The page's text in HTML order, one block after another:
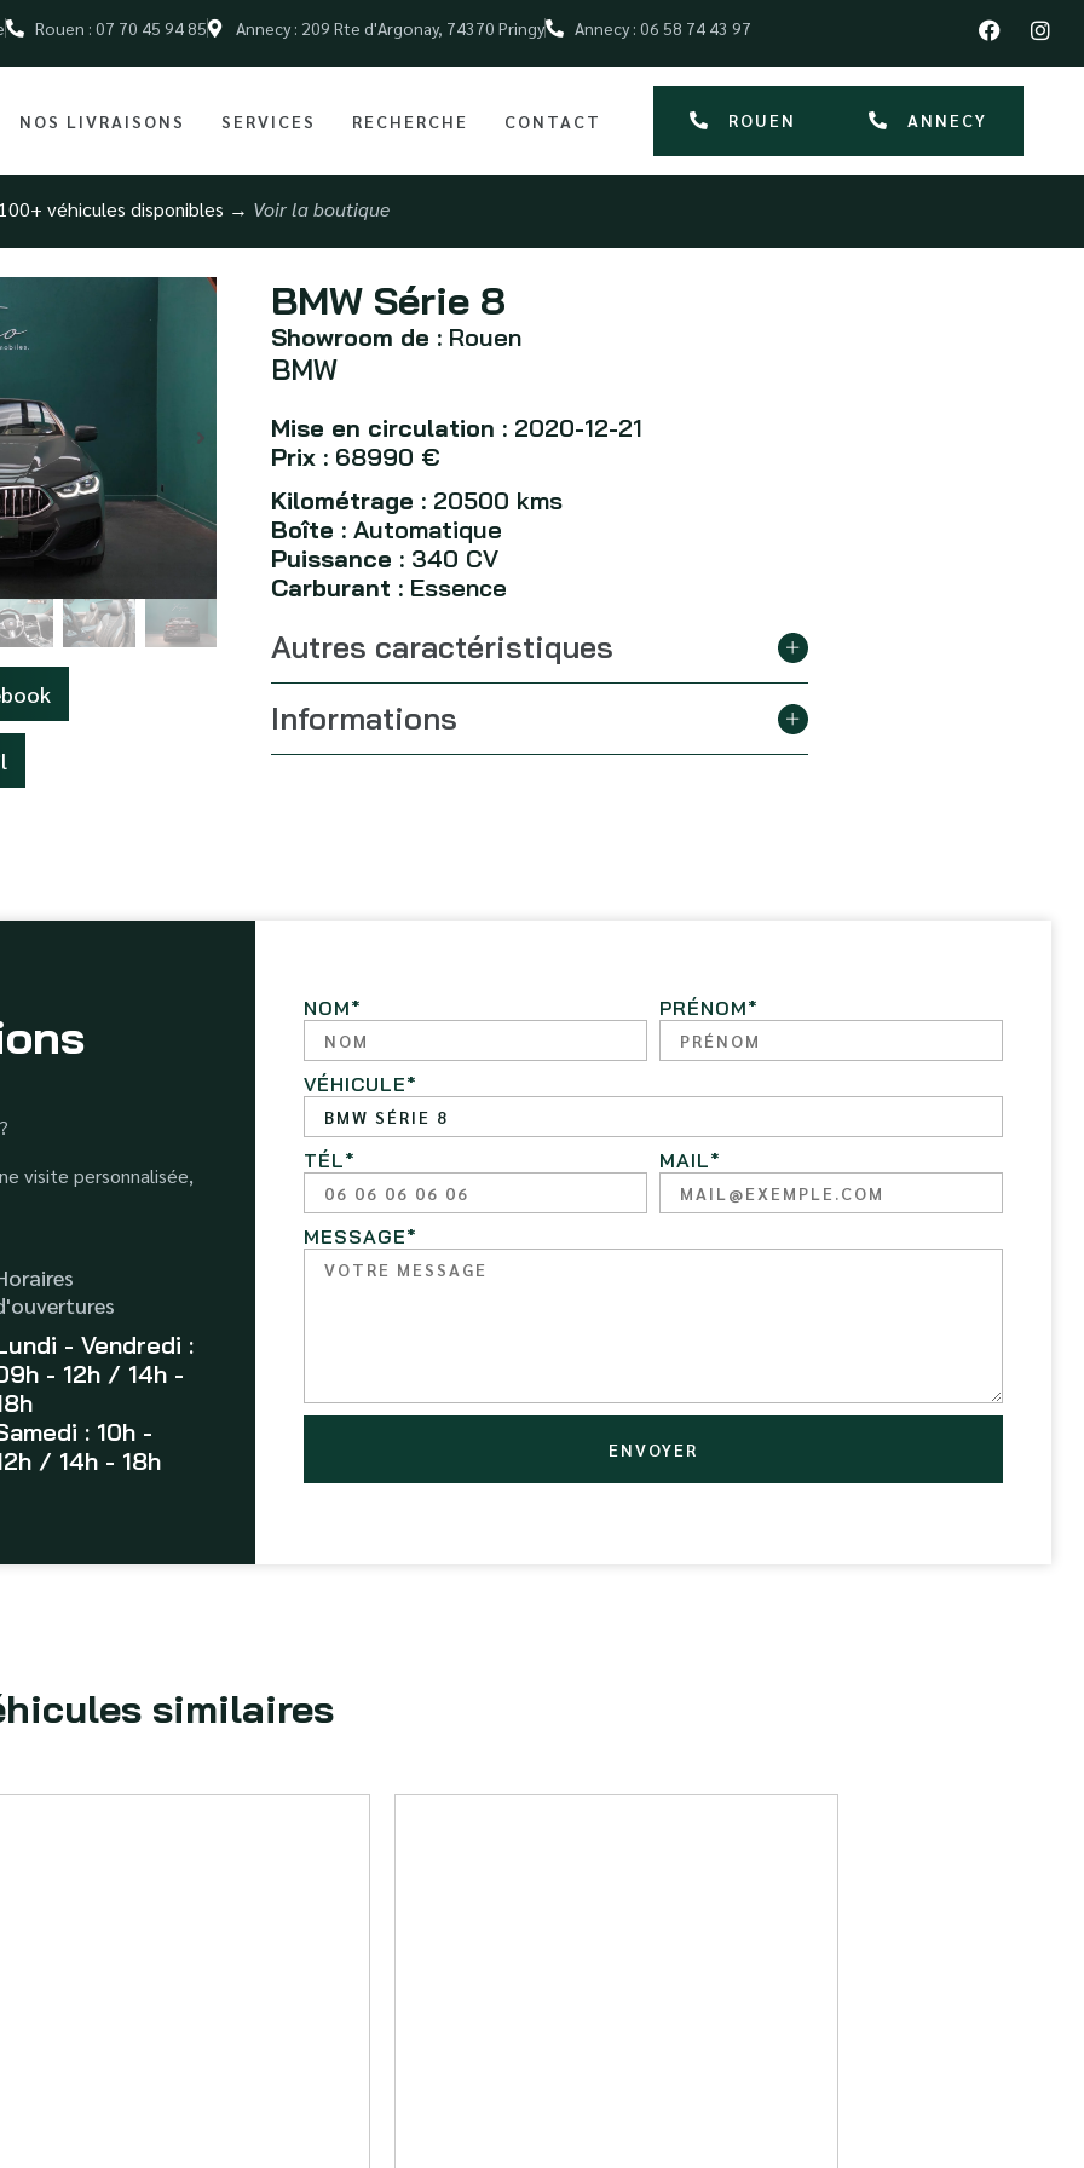
Rouen : 07 70 45 94 85 Annecy : 209 Rte d'Argonay, 74370 Pringy Annecy : 06 58 74 43 97
NOS LIVRAISONS SERVICES RECHERCHE CONTACT ROUEN ANNECY
véhicules disponibles → Voir la boutique
BMW Série 8
Showroom de : Rouen
BMW
Mise en circulation : 2020-12-21
Prix : 68990 €
Kilométrage : 20500 kms
Boîte : Automatique
Puissance : 340 CV
Carburant : Essence
Autres caractéristiques
Informations
visite personnalisée,
- Vendredi :
- 12h / 14h -
: 10h -
/ 14h - 18h
NOM* PRÉNOM*
VÉHICULE*
TÉL* MAIL*
MESSAGE*
ENVOYER
similaires